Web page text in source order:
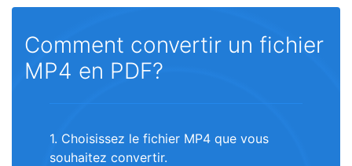
Comment convertir un fichier
MP4 en PDF?
1. Choisissez le fichier MP4 que vous
souhaitez convertir.